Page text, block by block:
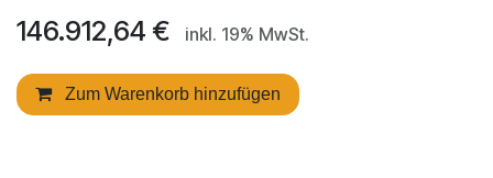
146.912,64 € inkl. 19% MwSt.
Zum Warenkorb hinzufügen